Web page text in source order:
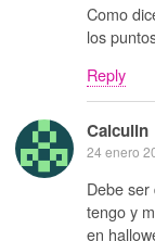
Como
los
Reply
Calculin
24 enero
Debe
tengo y
en